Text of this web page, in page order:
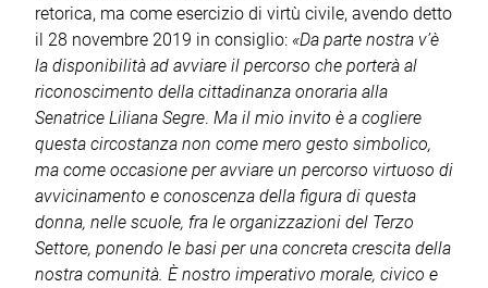
retorica, ma come esercizio di virtù civile, avendo detto
il 28 novembre 2019 in consiglio: «Da parte nostra v’è
la disponibilità ad avviare il percorso che porterà al
riconoscimento della cittadinanza onoraria alla
Senatrice Liliana Segre. Ma il mio invito è a cogliere
questa circostanza non come mero gesto simbolico,
ma come occasione per avviare un percorso virtuoso di
avvicinamento e conoscenza della figura di questa
donna, nelle scuole, fra le organizzazioni del Terzo
Settore, ponendo le basi per una concreta crescita della
nostra comunità. È nostro imperativo morale, civico e